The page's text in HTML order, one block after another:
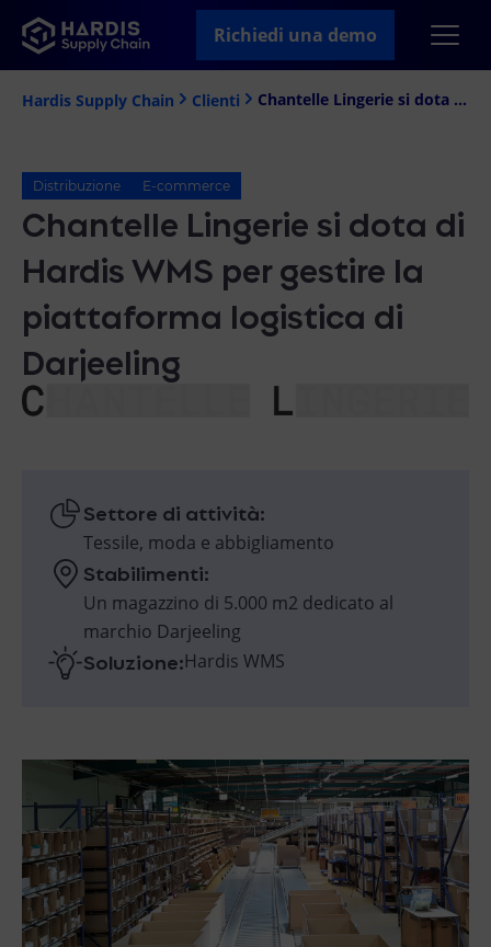
Richiedi una demo
Hardis Supply Chain Clienti Chantelle Lingerie si dota di Hardis WMS per gestire la piattaforma logistica di Darjeeling
Distribuzione E-commerce
Chantelle Lingerie si dota di
Hardis WMS per gestire la
piattaforma logistica di
Darjeeling
Settore di attività:
Tessile, moda e abbigliamento
Stabilimenti:
Un magazzino di 5.000 m2 dedicato al
marchio Darjeeling
Soluzione:Hardis WMS